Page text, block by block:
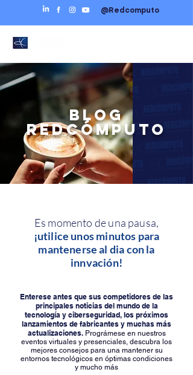
@Redcomputo
BLOG
REDCÓMPUTO
Es momento de una pausa,
¡utilice unos minutos para
mantenerse al dia con la
innvación!
Enterese antes que sus competidores de las
principales noticias del mundo de la
tecnología y ciberseguridad, los próximos
lanzamientos de fabricantes y muchas más
actualizaciones. Prográmese en nuestros
eventos virtuales y presenciales, descubra los
mejores consejos para una mantener su
entornos tecnológicos en óptimas condiciones
y mucho más